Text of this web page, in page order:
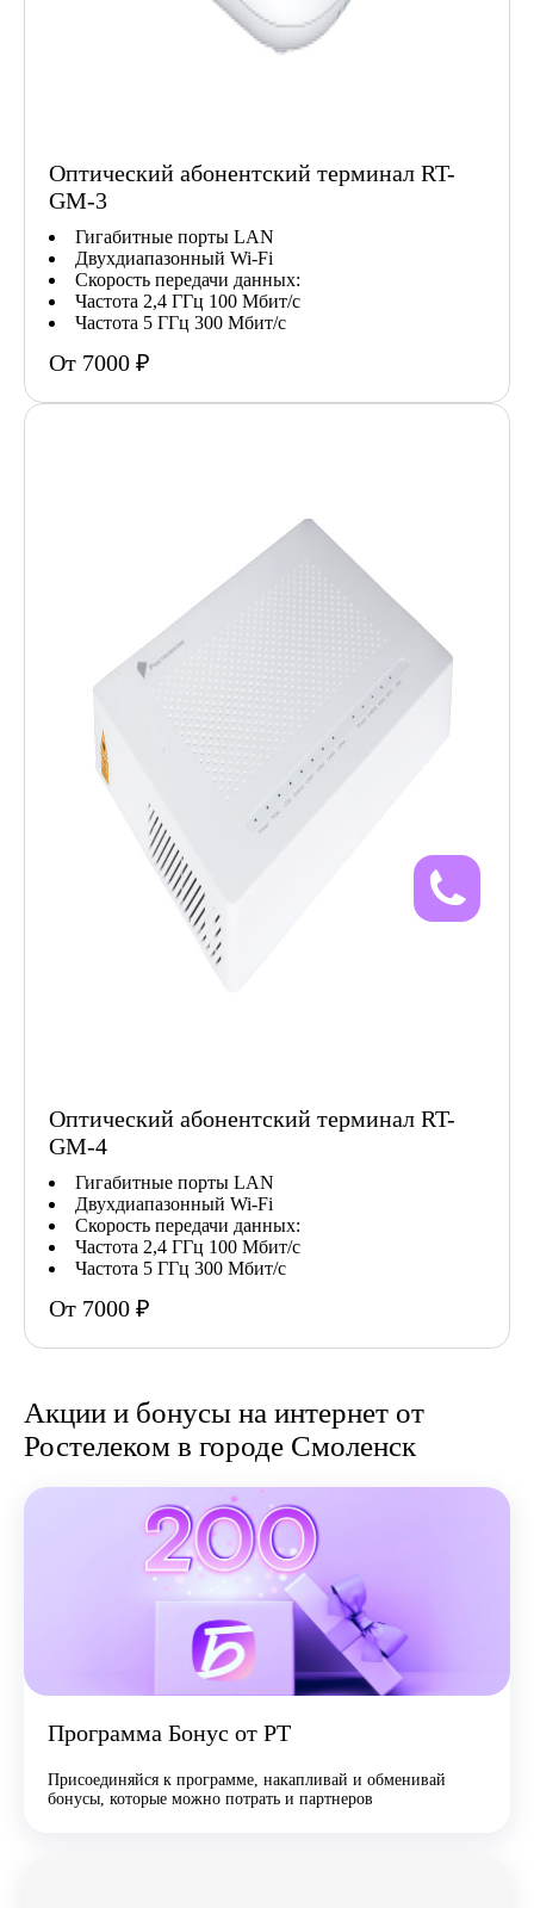
Оптический абонентский терминал RT-
GM-3
Гигабитные порты LAN
Двухдиапазонный Wi-Fi
Скорость передачи данных:
Частота 2,4 ГГц 100 Мбит/с
Частота 5 ГГц 300 Мбит/с
От 7000 ₽
Оптический абонентский терминал RT-
GM-4
Гигабитные порты LAN
Двухдиапазонный Wi-Fi
Скорость передачи данных:
Частота 2,4 ГГц 100 Мбит/с
Частота 5 ГГц 300 Мбит/с
От 7000 ₽
Акции и бонусы на интернет от
Ростелеком в городе Смоленск
Программа Бонус от РТ
Присоединяйся к программе, накапливай и обменивай
бонусы, которые можно потрать и партнеров